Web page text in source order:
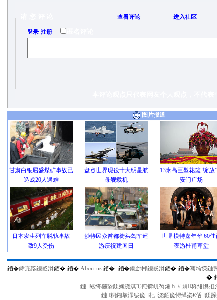
查看评论 进入社区
登录/ 注册 匿名评论
图片报道
甘肃白银屈盛煤矿事故已
造成20人遇难
盘点世界现役十大明星航
母舰载机
13米高巨型花篮“绽放
安门广场
日本发生列车脱轨事故
致9人受伤
沙特民众首都街头驾车巡
游庆祝建国日
世界模特嘉年华 60佳
夜游杜甫草堂
銆�鍏充簬鎴戜滑銆�-銆� About us 銆�- 銆�鑱旂郴鎴戜滑銆�-銆�骞垮憡鏈
�-
鏈綉绔欐墍鍒婅浇淇℃伅锛屼笉浠ｈ〃涓柊绀惧
鏈粡鎺堟潈绂佹杞浇銆佹憳缂栥€佸鍒